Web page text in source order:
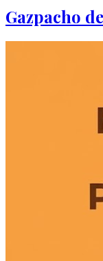
Gazpacho